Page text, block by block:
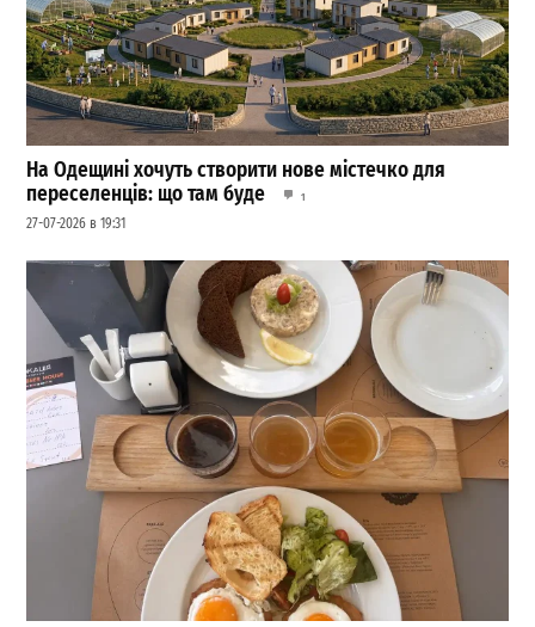
На Одещині хочуть створити нове містечко для
переселенців: що там буде
1
27-07-2026 в 19:31